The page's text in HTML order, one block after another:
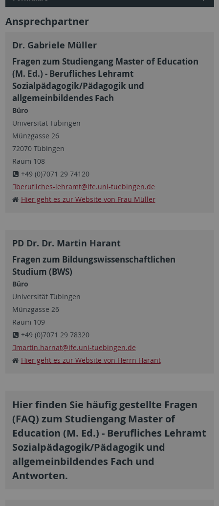
Ansprechpartner
Dr. Gabriele Müller
Fragen zum Studiengang Master of Education
(M. Ed.) - Berufliches Lehramt
Sozialpädagogik/Pädagogik und
allgemeinbildendes Fach
Büro
Universität Tübingen
Münzgasse 26
72070 Tübingen
Raum 108
+49 (0)7071 29 74120
berufliches-lehramt@ife.uni-tuebingen.de
Hier geht es zur Website von Frau Müller
PD Dr. Dr. Martin Harant
Fragen zum Bildungswissenschaftlichen
Studium (BWS)
Büro
Universität Tübingen
Münzgasse 26
Raum 109
+49 (0)7071 29 78320
martin.harnat@ife.uni-tuebingen.de
Hier geht es zur Website von Herrn Harant
Hier finden Sie häufig gestellte Fragen
(FAQ) zum Studiengang Master of
Education (M. Ed.) - Berufliches Lehramt
Sozialpädagogik/Pädagogik und
allgemeinbildendes Fach und
Antworten.